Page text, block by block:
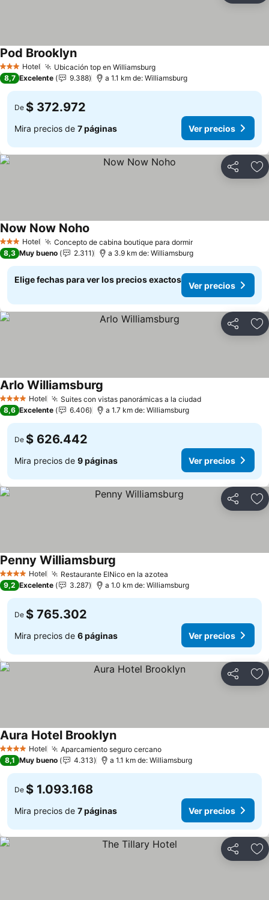
3 Estrellas
Hotel Ubicación top en Williamsburg
Pod Brooklyn
8,7 Excelente 9.388 a 1.1 km de: Williamsburg
De $ 372.972
Mira precios de 7 páginas Ver precios
Compartir
3 Estrellas
Hotel Concepto de cabina boutique para dormir
Now Now Noho
8,3 Muy bueno 2.311 a 3.9 km de: Williamsburg
Elige fechas para ver los precios exactos
Ver precios
Compartir
4 EstrellasHotel Suites con vistas panorámicas a la ciudad
Arlo Williamsburg
8,6 Excelente 6.406 a 1.7 km de: Williamsburg
De $ 626.442
Mira precios de 9 páginas Ver precios
Compartir
4 EstrellasHotel Restaurante ElNico en la azotea
Penny Williamsburg
9,2 Excelente 3.287 a 1.0 km de: Williamsburg
De $ 765.302
Mira precios de 6 páginas Ver precios
Compartir
4 EstrellasHotel Aparcamiento seguro cercano
Aura Hotel Brooklyn
8,1 Muy bueno 4.313 a 1.1 km de: Williamsburg
De $ 1.093.168
Mira precios de 7 páginas Ver precios
Compartir